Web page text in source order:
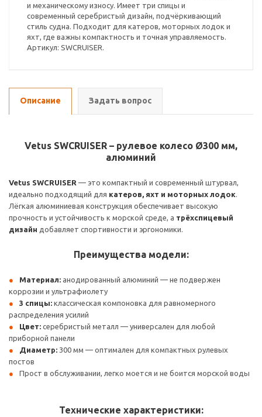
и механическому износу. Имеет три спицы и
современный серебристый дизайн, подчёркивающий
стиль судна. Подходит для катеров, моторных лодок и
яхт, где важны компактность и точная управляемость.
Артикул: SWCRUISER.
Описание Задать вопрос
Vetus SWCRUISER – рулевое колесо Ø300 мм,
алюминий
Vetus SWCRUISER — это компактный и современный штурвал,
идеально подходящий для катеров, яхт и моторных лодок.
Лёгкая алюминиевая конструкция обеспечивает высокую
прочность и устойчивость к морской среде, а трёхспицевый
дизайн добавляет спортивности и эргономики.
Преимущества модели:
Материал: анодированный алюминий — не подвержен
коррозии и ультрафиолету
3 спицы: классическая компоновка для равномерного
распределения усилий
Цвет: серебристый металл — универсален для любой
приборной панели
Диаметр: 300 мм — оптимален для компактных рулевых
постов
Прост в обслуживании, легко моется и не боится морской воды
Технические характеристики: